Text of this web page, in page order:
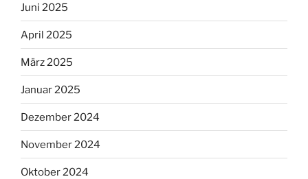
Juni 2025
April 2025
März 2025
Januar 2025
Dezember 2024
November 2024
Oktober 2024